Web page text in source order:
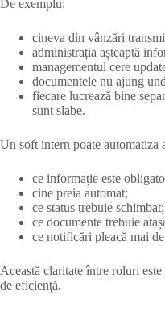
De exemplu:
cineva din vânzări
administrația așteaptă
managementul cere
documentele nu ajung
fiecare lucrează bine
sunt slabe.
Un soft intern poate automatiza
ce informație este
cine preia automat;
ce status trebuie schimbat;
ce documente trebuie
ce notificări pleacă mai
Această claritate între roluri
de eficiență.